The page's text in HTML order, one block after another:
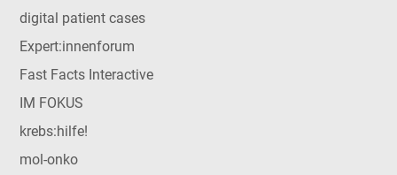
digital patient cases
Expert:innenforum
Fast Facts Interactive
IM FOKUS
krebs:hilfe!
mol-onko